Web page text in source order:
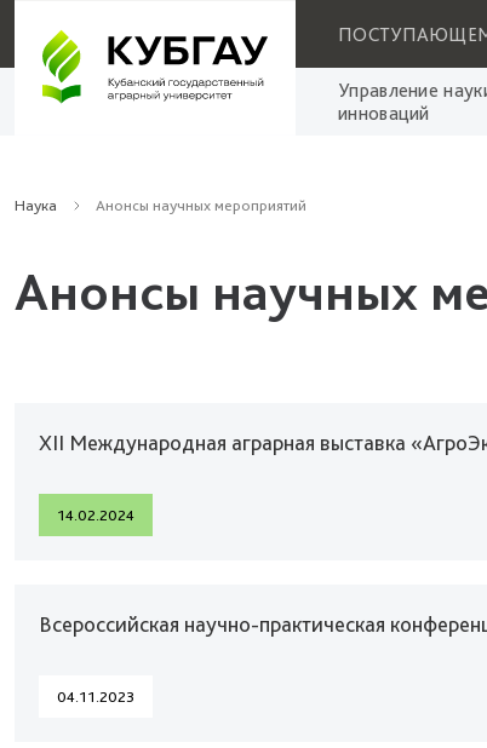
Управление
инноваций
Наука Анонсы научных мероприятий
Анонсы научных
XII Международная аграрная выставка
14.02.2024
Всероссийская научно-практическая
04.11.2023